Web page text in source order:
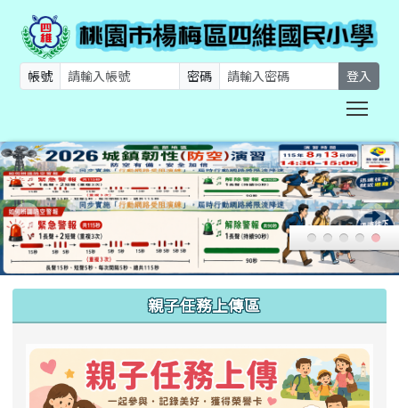
帳號 密碼 登入
親子任務上傳區